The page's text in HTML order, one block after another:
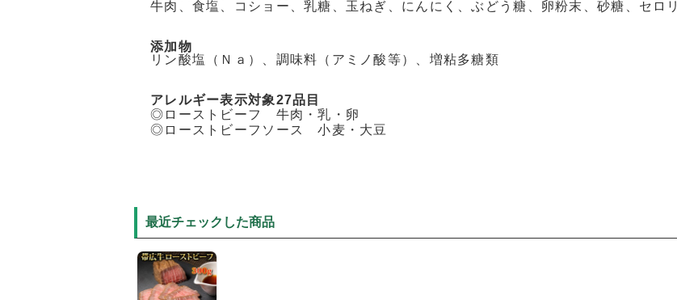
牛肉、食塩、コショー、乳糖、玉ねぎ、にんにく、ぶどう糖、卵粉末、砂糖、セロリ
添加物
リン酸塩（Ｎａ）、調味料（アミノ酸等）、増粘多糖類
アレルギー表示対象27品目
◎ローストビーフ 牛肉・乳・卵
◎ローストビーフソース 小麦・大豆
最近チェックした商品